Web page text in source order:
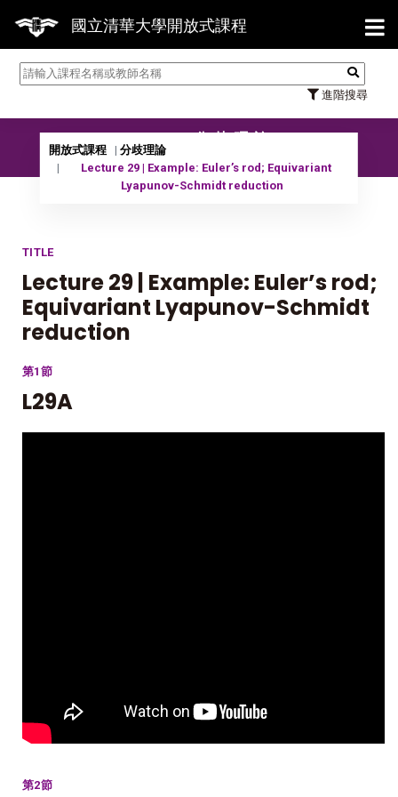
國立清華大學開放式課程
進階搜尋
【
11401 分歧理論
開放式課程
分歧理論
Lecture 29 | Example: Euler’s rod; Equivariant
Lyapunov-Schmidt reduction
TITLE
Lecture 29 | Example: Euler’s rod;
Equivariant Lyapunov-Schmidt
reduction
第1節
L29A
第2節